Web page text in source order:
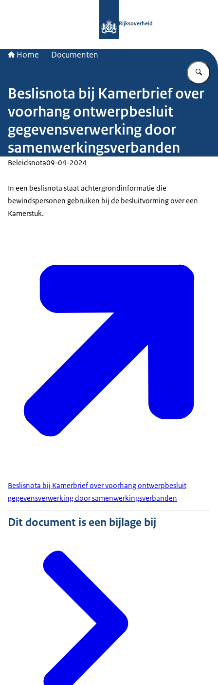
Rijksoverheid
Home Documenten
Beslisnota bij Kamerbrief over
voorhang ontwerpbesluit
gegevensverwerking door
samenwerkingsverbanden
Beleidsnota09-04-2024
In een beslisnota staat achtergrondinformatie die
bewindspersonen gebruiken bij de besluitvorming over een
Kamerstuk.
Beslisnota bij Kamerbrief over voorhang ontwerpbesluit
gegevensverwerking door samenwerkingsverbanden
Dit document is een bijlage bij